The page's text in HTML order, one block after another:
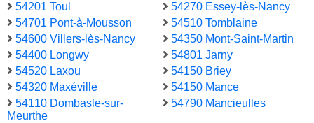
54201 Toul
54701 Pont-à-Mousson
54600 Villers-lès-Nancy
54400 Longwy
54520 Laxou
54320 Maxéville
54110 Dombasle-sur-
Meurthe
54270 Essey-lès-Nancy
54510 Tomblaine
54350 Mont-Saint-Martin
54801 Jarny
54150 Briey
54150 Mance
54790 Mancieulles